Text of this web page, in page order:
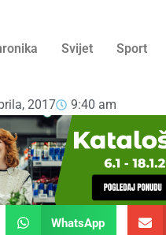
Svijet Sport
2017 9:40 am
WhatsApp